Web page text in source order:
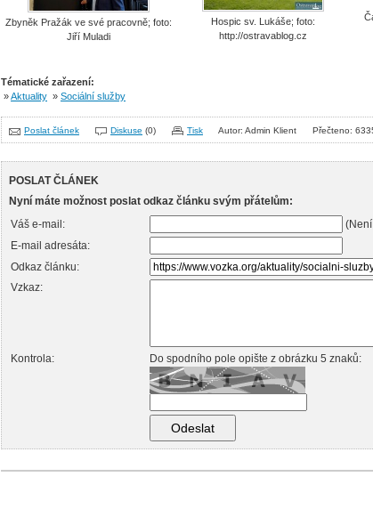
Zbyněk Pražák ve své pracovně; foto:
Jiří Muladi
Hospic sv. Lukáše; foto:
http://ostravablog.cz
Tématické zařazení:
»Aktuality » Sociální služby
Poslat článek Diskuse (0) Tisk Autor: Admin Klient Přečteno:
POSLAT ČLÁNEK
Nyní máte možnost poslat odkaz článku svým přátelům:
Váš e-mail:
E-mail adresáta:
Odkaz článku:
Vzkaz:
Kontrola: Do spodního pole opište z obrázku 5 znaků: